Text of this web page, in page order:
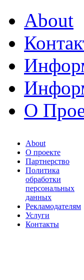
About
О
About
О проекте
Партнерство
Политика
обработки
персональных
данных
Рекламодателям
Услуги
Контакты